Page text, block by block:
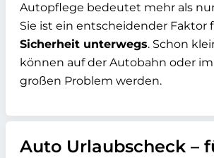
Autopflege bedeutet mehr als
Sie ist ein entscheidender Faktor
Sicherheit unterwegs. Schon
können auf der Autobahn oder
großen Problem werden.
Auto Urlaubscheck –